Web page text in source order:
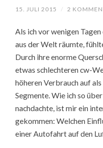
15. JULI 2015 / 2
Als ich vor wenigen
aus der Welt räumte,
Durch ihre enorme
etwas schlechteren cw-
höheren Verbrauch auf
Segmente. Wie ich so
nachdachte, ist mir ein
gekommen: Welchen
einer Autofahrt auf den